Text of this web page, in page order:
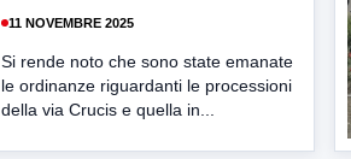
11 NOVEMBRE 2025
Si rende noto che sono state emanate
le ordinanze riguardanti le processioni
della via Crucis e quella in...